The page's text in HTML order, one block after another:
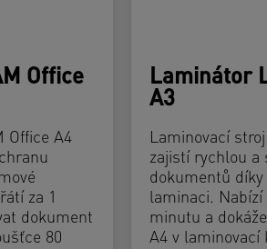
Office
Office A4
za 1
dokument
80
Laminátor
A3
Laminovací
zajistí rychlou a
dokumentů díky
laminaci. Nabízí
minutu a
A4 v laminovací